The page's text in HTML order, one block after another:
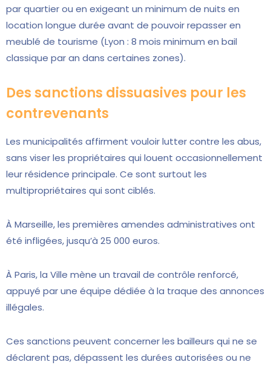
par quartier ou en exigeant un minimum de nuits en
location longue durée avant de pouvoir repasser en
meublé de tourisme (Lyon : 8 mois minimum en bail
classique par an dans certaines zones).
Des sanctions dissuasives pour les
contrevenants
Les municipalités affirment vouloir lutter contre les abus,
sans viser les propriétaires qui louent occasionnellement
leur résidence principale. Ce sont surtout les
multipropriétaires qui sont ciblés.
À Marseille, les premières amendes administratives ont
été infligées, jusqu’à 25 000 euros.
À Paris, la Ville mène un travail de contrôle renforcé,
appuyé par une équipe dédiée à la traque des annonces
illégales.
Ces sanctions peuvent concerner les bailleurs qui ne se
déclarent pas, dépassent les durées autorisées ou ne